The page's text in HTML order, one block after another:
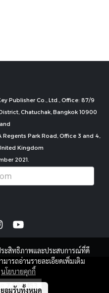
Publisher Co., Ltd., Office: 87/9
Chatuchak, Bangkok 10900
Park Road, Office 3 and 4,
Kingdom
2021.
by
7,694,453
ระสิทธิภาพและประสบการณ์ที่ดี
มารถอ่านรายละเอียดเพิ่มเติม
นโยบายคุกกี้
ยอมรับทั้งหมด